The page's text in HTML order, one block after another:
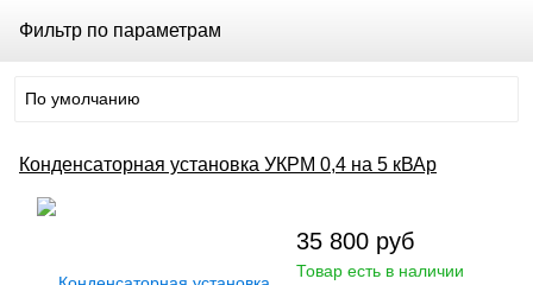
Фильтр по параметрам
По умолчанию
Конденсаторная установка УКРМ 0,4 на 5 кВАр
35 800 руб
Товар есть в наличии